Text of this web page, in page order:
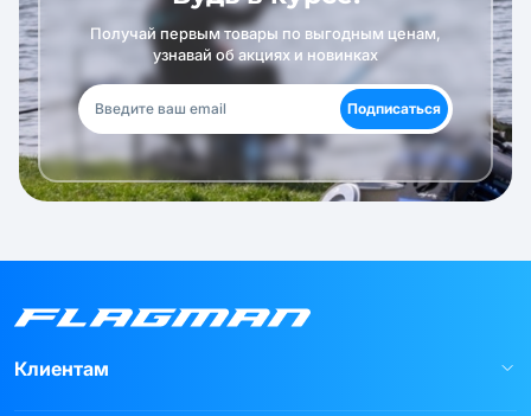
Получай первым товары по выгодным ценам,
узнавай об акциях и новинках
Подписаться
Клиентам